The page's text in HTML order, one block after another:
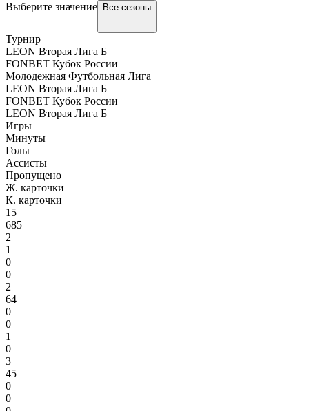
Выберите значение
Все сезоны
Турнир
LEON Вторая Лига Б
FONBET Кубок России
Молодежная Футбольная Лига
LEON Вторая Лига Б
FONBET Кубок России
LEON Вторая Лига Б
Игры
Минуты
Голы
Ассисты
Пропущено
Ж. карточки
К. карточки
15
685
2
1
0
0
2
64
0
0
1
0
3
45
0
0